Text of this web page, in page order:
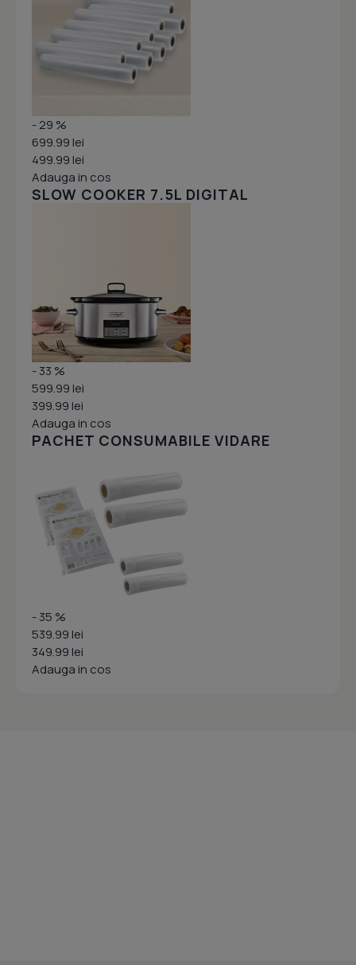
- 29 %
699.99 lei
499.99 lei
Adauga in cos
SLOW COOKER 7.5L DIGITAL
- 33 %
599.99 lei
399.99 lei
Adauga in cos
PACHET CONSUMABILE VIDARE
- 35 %
539.99 lei
349.99 lei
Adauga in cos